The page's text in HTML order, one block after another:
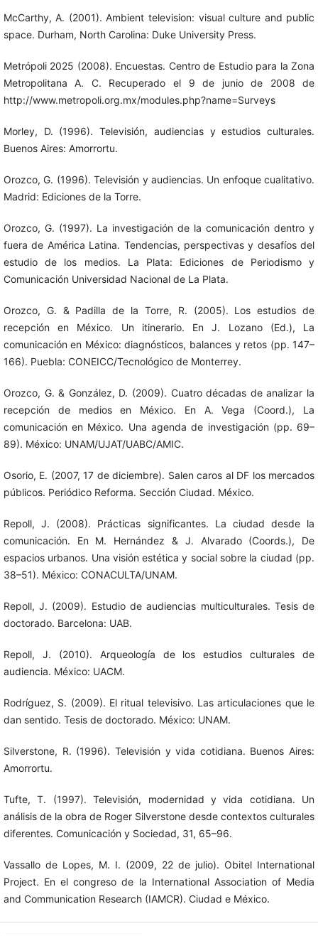
McCarthy, A. (2001). Ambient television: visual culture and public
space. Durham, North Carolina: Duke University Press.
Metrópoli 2025 (2008). Encuestas. Centro de Estudio para la Zona
Metropolitana A. C. Recuperado el 9 de junio de 2008 de
http://www.metropoli.org.mx/modules.php?name=Surveys
Morley, D. (1996). Televisión, audiencias y estudios culturales.
Buenos Aires: Amorrortu.
Orozco, G. (1996). Televisión y audiencias. Un enfoque cualitativo.
Madrid: Ediciones de la Torre.
Orozco, G. (1997). La investigación de la comunicación dentro y
fuera de América Latina. Tendencias, perspectivas y desafíos del
estudio de los medios. La Plata: Ediciones de Periodismo y
Comunicación Universidad Nacional de La Plata.
Orozco, G. & Padilla de la Torre, R. (2005). Los estudios de
recepción en México. Un itinerario. En J. Lozano (Ed.), La
comunicación en México: diagnósticos, balances y retos (pp. 147–
166). Puebla: CONEICC/Tecnológico de Monterrey.
Orozco, G. & González, D. (2009). Cuatro décadas de analizar la
recepción de medios en México. En A. Vega (Coord.), La
comunicación en México. Una agenda de investigación (pp. 69–
89). México: UNAM/UJAT/UABC/AMIC.
Osorio, E. (2007, 17 de diciembre). Salen caros al DF los mercados
públicos. Periódico Reforma. Sección Ciudad. México.
Repoll, J. (2008). Prácticas significantes. La ciudad desde la
comunicación. En M. Hernández & J. Alvarado (Coords.), De
espacios urbanos. Una visión estética y social sobre la ciudad (pp.
38–51). México: CONACULTA/UNAM.
Repoll, J. (2009). Estudio de audiencias multiculturales. Tesis de
doctorado. Barcelona: UAB.
Repoll, J. (2010). Arqueología de los estudios culturales de
audiencia. México: UACM.
Rodríguez, S. (2009). El ritual televisivo. Las articulaciones que le
dan sentido. Tesis de doctorado. México: UNAM.
Silverstone, R. (1996). Televisión y vida cotidiana. Buenos Aires:
Amorrortu.
Tufte, T. (1997). Televisión, modernidad y vida cotidiana. Un
análisis de la obra de Roger Silverstone desde contextos culturales
diferentes. Comunicación y Sociedad, 31, 65–96.
Vassallo de Lopes, M. I. (2009, 22 de julio). Obitel International
Project. En el congreso de la International Association of Media
and Communication Research (IAMCR). Ciudad e México.